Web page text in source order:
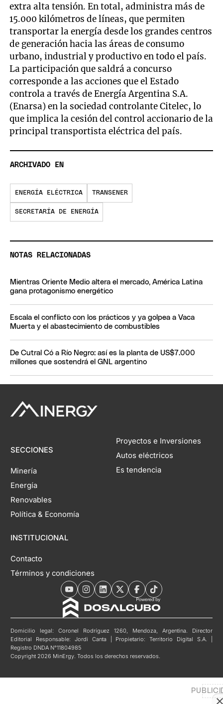
extra alta tensión. En total, administra más de
15.000 kilómetros de líneas, que permiten
transportar la energía desde los grandes centros
de generación hacia las áreas de consumo
urbano, industrial y productivo en todo el país.
La participación que saldrá a concurso
corresponde a las acciones que el Estado
controla a través de Energía Argentina S.A.
(Enarsa) en la sociedad controlante Citelec, lo
que implica la cesión del control accionario de la
principal transportista eléctrica del país.
ARCHIVADO EN
ENERGÍA ELÉCTRICA TRANSENER
SECRETARÍA DE ENERGÍA
NOTAS RELACIONADAS
Mientras Oriente Medio altera el mercado, América Latina
gana protagonismo energético
Escala el conflicto con los prácticos y ya golpea a Vaca
Muerta y el abastecimiento de combustibles
De Cutral Có a Río Negro: así es la planta de US$7.000
millones que sostendrá el GNL argentino
SECCIONES
Minería
Energía
Renovables
Política & Economía
INSTITUCIONAL
Contacto
Términos y condiciones
Proyectos e Inversiones
Autos eléctricos
Es tendencia
Domicilio legal: Coronel Rodríguez 1260, Mendoza, Argentina. Director
Editorial Responsable: Jordi Canta | Propietario: Territorio Digital S.A. |
Registro DNDA N°11804985
Copyright 2026 MinErgy. Todos los derechos reservados.